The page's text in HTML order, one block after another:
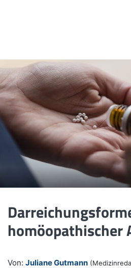
homöopathischer
Von: Juliane Gutmann